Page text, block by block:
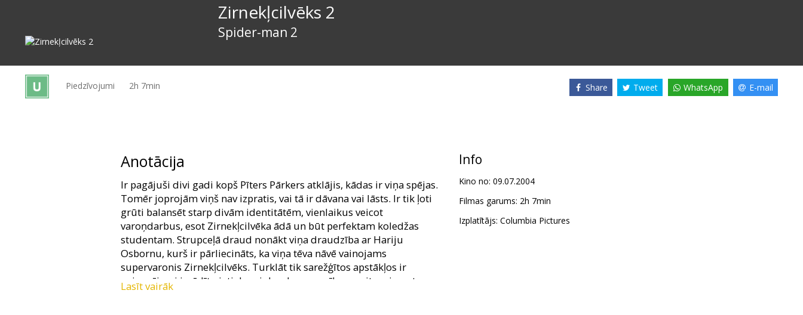
kartes
Zirnekļcilvēks 2
Spider-man 2
Piedzīvojumi 2h 7min Share Tweet WhatsApp E-mail
Anotācija
Ir pagājuši divi gadi kopš Pīters Pārkers atklājis, kādas ir viņa spējas.
Tomēr joprojām viņš nav izpratis, vai tā ir dāvana vai lāsts. Ir tik ļoti
grūti balansēt starp divām identitātēm, vienlaikus veicot
varoņdarbus, esot Zirnekļcilvēka ādā un būt perfektam koledžas
studentam. Strupceļā draud nonākt viņa draudzība ar Hariju
Osbornu, kurš ir pārliecināts, ka viņa tēva nāvē vainojams
supervaronis Zirnekļcilvēks. Turklāt tik sarežģītos apstākļos ir
neiespējami izrādīt pietiekami daudz uzmanības meitenei, pret
kuru viņam ir ļoti karstas jūtas. Pamazām Pīters atklāj, ka viņa
Lasīt vairāk
Info
Kino no: 09.07.2004
Filmas garums: 2h 7min
Izplatītājs: Columbia Pictures